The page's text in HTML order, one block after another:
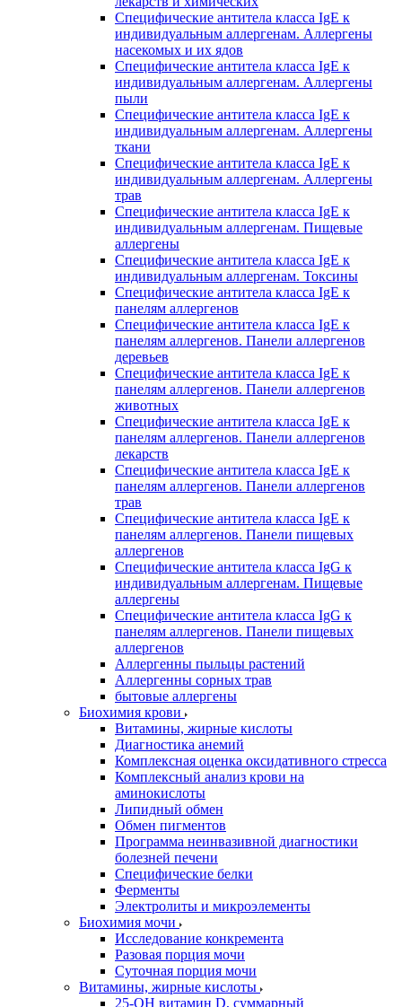
Специфические антитела класса IgE к
индивидуальным аллергенам. Аллергены
насекомых и их ядов
Специфические антитела класса IgE к
индивидуальным аллергенам. Аллергены
пыли
Специфические антитела класса IgE к
индивидуальным аллергенам. Аллергены
ткани
Специфические антитела класса IgE к
индивидуальным аллергенам. Аллергены
трав
Специфические антитела класса IgE к
индивидуальным аллергенам. Пищевые
аллергены
Специфические антитела класса IgE к
индивидуальным аллергенам. Токсины
Специфические антитела класса IgE к
панелям аллергенов
Специфические антитела класса IgE к
панелям аллергенов. Панели аллергенов
деревьев
Специфические антитела класса IgE к
панелям аллергенов. Панели аллергенов
животных
Специфические антитела класса IgE к
панелям аллергенов. Панели аллергенов
лекарств
Специфические антитела класса IgE к
панелям аллергенов. Панели аллергенов
трав
Специфические антитела класса IgE к
панелям аллергенов. Панели пищевых
аллергенов
Специфические антитела класса IgG к
индивидуальным аллергенам. Пищевые
аллергены
Специфические антитела класса IgG к
панелям аллергенов. Панели пищевых
аллергенов
Аллергенны пыльцы растений
Аллергенны сорных трав
бытовые аллергены
Биохимия крови
Витамины, жирные кислоты
Диагностика анемий
Комплексная оценка оксидативного стресса
Комплексный анализ крови на
аминокислоты
Липидный обмен
Обмен пигментов
Программа неинвазивной диагностики
болезней печени
Специфические белки
Ферменты
Электролиты и микроэлементы
Биохимия мочи
Исследование конкремента
Разовая порция мочи
Суточная порция мочи
Витамины, жирные кислоты
25-OH витамин D, суммарный